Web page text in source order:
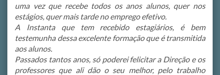
uma vez que recebe todos os anos alunos, quer nos
estágios, quer mais tarde no emprego efetivo.
A Instanta que tem recebido estagiários, é bem
testemunha dessa excelente formação que é transmitida
aos alunos.
Passados tantos anos, só poderei felicitar a Direção e os
professores que ali dão o seu melhor, pelo trabalho